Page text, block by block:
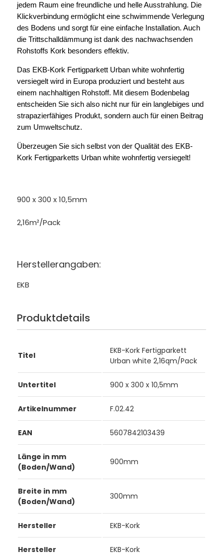
jedem Raum eine freundliche und helle Ausstrahlung. Die
Klickverbindung ermöglicht eine schwimmende Verlegung
des Bodens und sorgt für eine einfache Installation. Auch
die Trittschalldämmung ist dank des nachwachsenden
Rohstoffs Kork besonders effektiv.
Das EKB-Kork Fertigparkett Urban white wohnfertig
versiegelt wird in Europa produziert und besteht aus
einem nachhaltigen Rohstoff. Mit diesem Bodenbelag
entscheiden Sie sich also nicht nur für ein langlebiges und
strapazierfähiges Produkt, sondern auch für einen Beitrag
zum Umweltschutz.
Überzeugen Sie sich selbst von der Qualität des EKB-
Kork Fertigparketts Urban white wohnfertig versiegelt!
900 x 300 x 10,5mm
2,16m²/Pack
Herstellerangaben:
EKB
Produktdetails
Titel
EKB-Kork Fertigparkett
Urban white 2,16qm/Pack
Untertitel 900 x 300 x 10,5mm
Artikelnummer F.02.42
EAN 5607842103439
Länge in mm
(Boden/Wand)
900mm
Breite in mm
(Boden/Wand)
300mm
Hersteller EKB-Kork
Hersteller EKB-Kork